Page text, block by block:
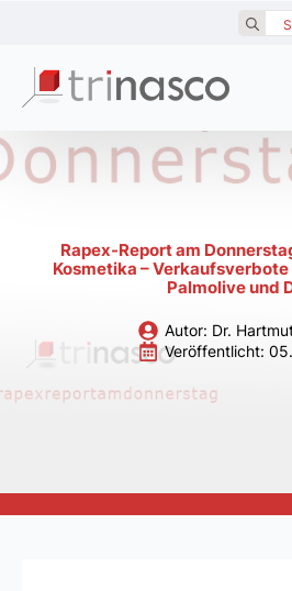
Search
Rapex-Report am
Kosmetika –
Palmolive und
Autor: Dr.
Veröffentlicht: